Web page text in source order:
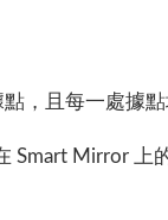
，且每一處據
Smart Mirror 上